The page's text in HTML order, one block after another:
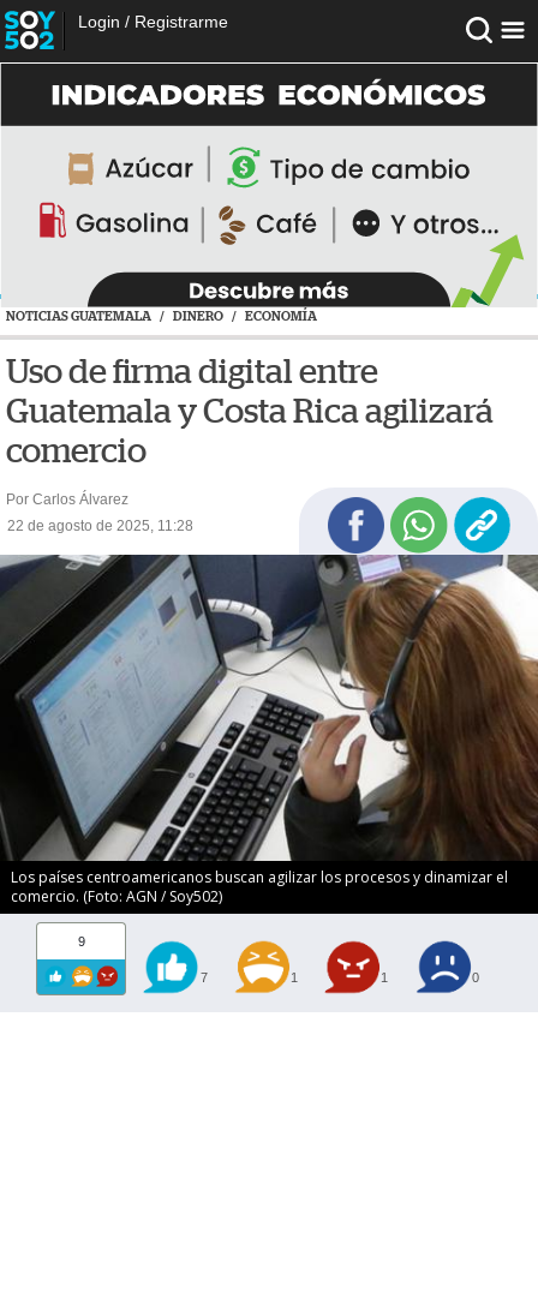
Login / Registrarme
NOTICIAS GUATEMALA / DINERO / ECONOMÍA
Uso de firma digital entre
Guatemala y Costa Rica agilizará
comercio
Por Carlos Álvarez
22 de agosto de 2025, 11:28
Los países centroamericanos buscan agilizar los procesos y dinamizar el
comercio. (Foto: AGN / Soy502)
9
7 1 1 0